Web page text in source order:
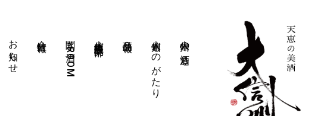
大信州の酒造り
大信州ものがたり
聞き酒ROOM
お知らせ